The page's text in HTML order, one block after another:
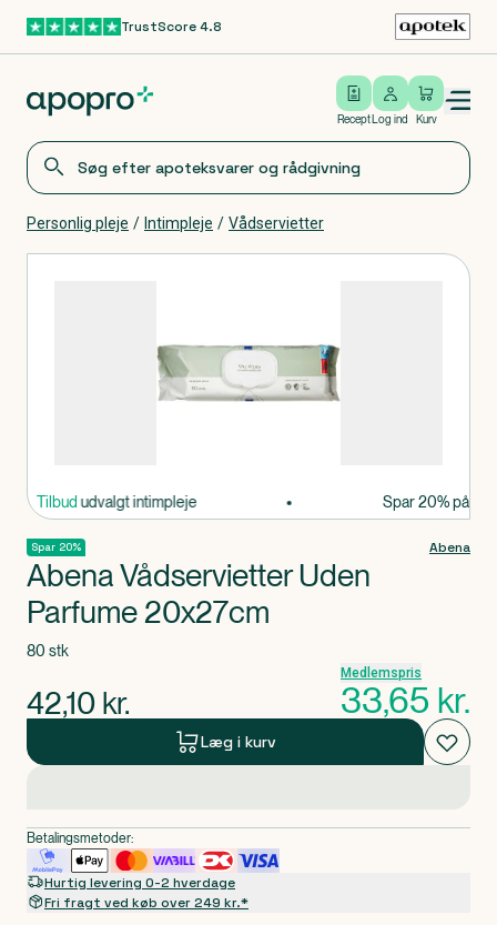
Gå til hovedindholdTrustScore 4.8
Recept
Log ind
Log ind Kurv
Open/close menu
Personlig pleje / Intimpleje / Vådservietter
Tilbud
20% på udvalgt intimpleje Spar 20% på
Spar 20% Abena
Abena Vådservietter Uden
Parfume 20x27cm
80 stk
42,10 kr.
Medlemspris
33,65 kr.
Læg i kurv
Betalingsmetoder:
Hurtig levering 0-2 hverdage
Fri fragt ved køb over 249 kr.*